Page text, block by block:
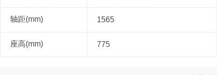
轴距(mm) 1565
座高(mm) 775